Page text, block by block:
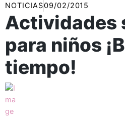
NOTICIAS09/02/2015
Actividades
para niños
tiempo!